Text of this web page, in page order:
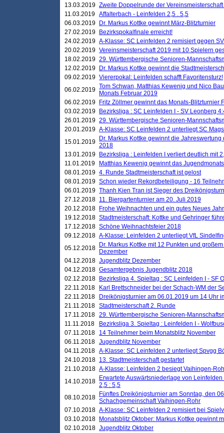
13.03.2019 Zweite Doppelrunde der
11.03.2019 Affalterbach - Leinfelden 2,5 . 5,5
06.03.2019
Dr. Markus Kottke gewinnt März-Blitzturnier
27.02.2019
Bezirkspokalfinale erreicht!
24.02.2019 A-Klasse: SC Leinfelden 2 remisiert gegen
20.02.2019 Vereinsmeisterschaft 2019 mit 10 Spielern
18.02.2019 29. Württembergische Senioren-
12.02.2019
Dr. Markus Kottke gewinnt die
09.02.2019 Viererpokal: Leinfelden schafft Favoritensturz!
06.02.2019 Tom Schwan, Matthias Kewenig und Nico
Monats Februar 2019
06.02.2019
Fritz Zöllmer gewinnt das Monats-Blitzturnier
03.02.2019
Bezirksliga : SC Leinfelden I - SV Leonberg
26.01.2019 29. Württembergische Senioren-
20.01.2019 A-Klasse: SC Leinfelden 2 unterliegt SC
15.01.2019
Dr. Markus Kottke gewinnt die
2018
13.01.2019
Bezirksliga : Leinfelden I verliert deutlich mit
11.01.2019
Matthias Kewenig gewinnt das
08.01.2019 4. Runde Stadtmeisterschaft ist gelost
08.01.2019 Schon wieder Rekordbeteiligung - 16
06.01.2019 Thanh Kien Tran ist Sieger des
27.12.2018 11. Biergartenturnier am 20. Juli 2019
20.12.2018
Frohe Weihnachten und ein gutes Neues
19.12.2018 Stadtmeisterschaft: Kottke und Gehringer
17.12.2018 Schöne Weihnachtsfeier 2018
09.12.2018 A-Klasse: Leinfelden 2 unterliegt VfL
05.12.2018
Dr. Markus Kottke mit 12 Punkten und
Dezember
04.12.2018 Jugendblitz Dezember
04.12.2018 Gesamtergebnis Jugendblitz 2018
02.12.2018
Bezirksliga 4. Spieltag : SC Leinfelden I - SF
22.11.2018
Karl Brettschneider bei der Schach-WM der
22.11.2018
Dreikönigsturnier am 06.01.2019 um 14 Uhr
21.11.2018 Stadtmeisterschaft 2. Runde
17.11.2018 29. Württembergische Senioren-
11.11.2018
Bezirksliga 3. Spieltag : Leinfelden I -
07.11.2018
14 Teilnehmer beim Monatsblitz November
06.11.2018 Jugendblitz November
04.11.2018 A-Klasse: SC Leinfelden 2 unterliegt Spvgg
24.10.2018 13. Stadtmeisterschaft gestartet
21.10.2018 A-Klasse: Leinfelden 2 besiegt Vaihingen-
14.10.2018
Erwartete Auswärtsniederlage von
2,5 : 5,5
08.10.2018
Fünftes Dreikönigsturnier am Sonntag, den
Schachgemeinschaft Vaihingen-Rohr
07.10.2018 A-Klasse: SC Leinfelden 2 remisiert bei
03.10.2018
Monatsblitz Oktober: Markus Kottke gewinnt
02.10.2018 Jugendblitz Oktober